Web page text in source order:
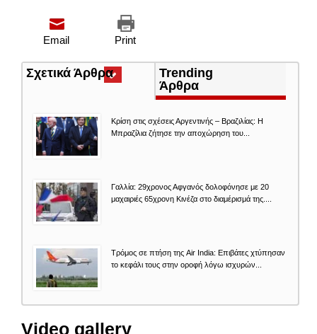
Print
Email
Σχετικά Άρθρα(ενεργή
καρτέλα)
Trending
Άρθρα
Κρίση στις σχέσεις Αργεντινής – Βραζιλίας: Η
Μπραζίλια ζήτησε την αποχώρηση του...
Γαλλία: 29χρονος Αφγανός δολοφόνησε με 20
μαχαιριές 65χρονη Κινέζα στο διαμέρισμά της....
Τρόμος σε πτήση της Air India: Επιβάτες χτύπησαν
το κεφάλι τους στην οροφή λόγω ισχυρών...
Video gallery